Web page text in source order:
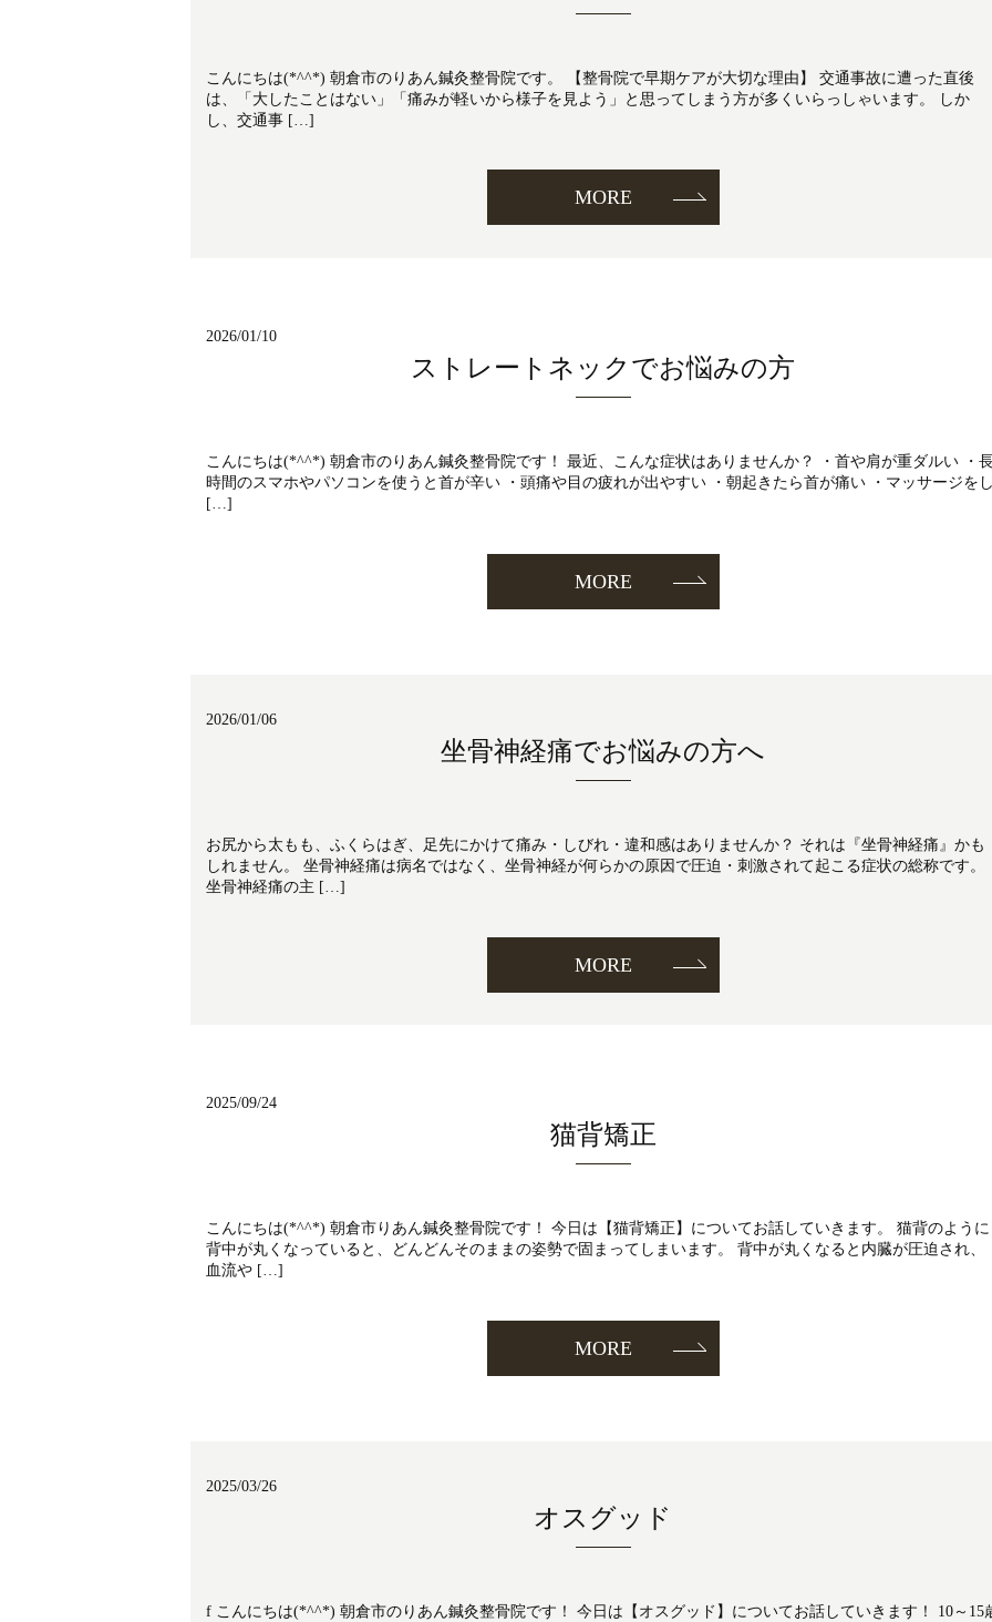
こんにちは(*^^*) 朝倉市のりあん鍼灸整骨院です。 【整骨院で早期ケアが大切な理由】 交通事故に遭った直後
は、「大したことはない」「痛みが軽いから様子を見よう」と思ってしまう方が多くいらっしゃいます。 しか
し、交通事 […]
MORE
2026/01/10
ストレートネックでお悩みの方
こんにちは(*^^*) 朝倉市のりあん鍼灸整骨院です！ 最近、こんな症状はありませんか？ ・首や肩が重ダルい ・
時間のスマホやパソコンを使うと首が辛い ・頭痛や目の疲れが出やすい ・朝起きたら首が痛い ・マッサージを
[…]
MORE
2026/01/06
坐骨神経痛でお悩みの方へ
お尻から太もも、ふくらはぎ、足先にかけて痛み・しびれ・違和感はありませんか？ それは『坐骨神経痛』かも
しれません。 坐骨神経痛は病名ではなく、坐骨神経が何らかの原因で圧迫・刺激されて起こる症状の総称です。
坐骨神経痛の主 […]
MORE
2025/09/24
猫背矯正
こんにちは(*^^*) 朝倉市りあん鍼灸整骨院です！ 今日は【猫背矯正】についてお話していきます。 猫背のように
背中が丸くなっていると、どんどんそのままの姿勢で固まってしまいます。 背中が丸くなると内臓が圧迫され、
血流や […]
MORE
2025/03/26
オスグッド
f こんにちは(*^^*) 朝倉市のりあん鍼灸整骨院です！ 今日は【オスグッド】についてお話していきます！ 10～15